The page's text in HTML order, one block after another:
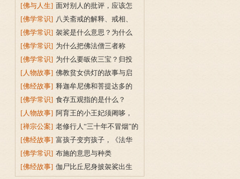
[佛与人生] 面对别人的批评，应该怎
么做？
[佛学常识] 八关斋戒的解释、戒相、
功德利益
[佛学常识] 袈裟是什么意思？为什么
叫福田衣？
[佛学常识] 为什么把佛法僧三者称
为“宝”？
[佛学常识] 为什么要皈依三宝？归投
三宝令身心安稳
[人物故事] 佛教贫女供灯的故事与启
示
[佛经故事] 释迦牟尼佛和菩提达多的
双头鸟故事
[佛学常识] 食存五观指的是什么？
[人物故事] 阿育王的小王妃须阇哆，
持戒穿素服得宝珠
[禅宗公案] 老修行人“三十年不冒烟”的
故事
[佛经故事] 富孩子变穷孩子，《法华
经》穷子喻的故事
[佛学常识] 布施的意思与种类
[佛经故事] 伽尸比丘尼身披袈裟出生